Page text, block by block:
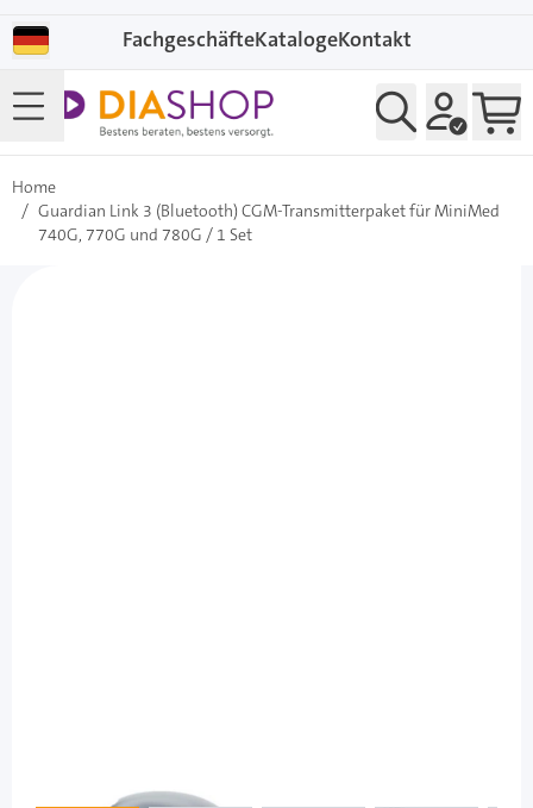
FachgeschäfteKatalogeKontakt
Home
/ Guardian Link 3 (Bluetooth) CGM-Transmitterpaket für MiniMed
740G, 770G und 780G / 1 Set